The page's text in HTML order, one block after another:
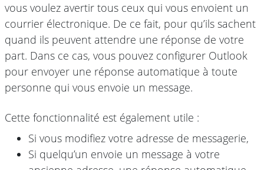
vous voulez avertir tous ceux qui vous envoient un
courrier électronique. De ce fait, pour qu’ils sachent
quand ils peuvent attendre une réponse de votre
part. Dans ce cas, vous pouvez configurer Outlook
pour envoyer une réponse automatique à toute
personne qui vous envoie un message.
Cette fonctionnalité est également utile :
Si vous modifiez votre adresse de messagerie,
Si quelqu’un envoie un message à votre